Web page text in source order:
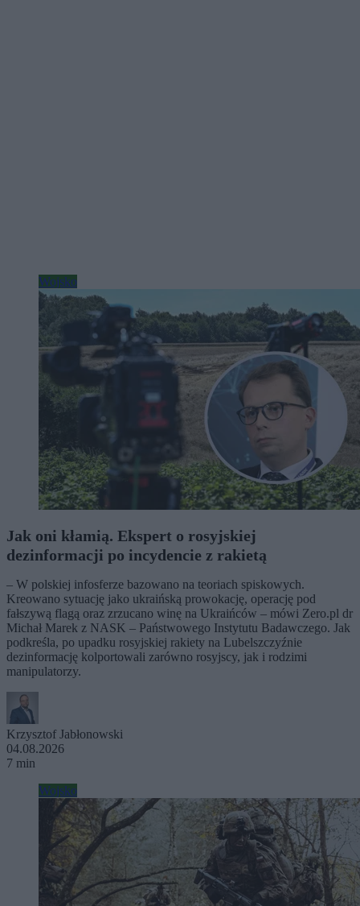
Wojsko
Jak oni kłamią. Ekspert o rosyjskiej
dezinformacji po incydencie z rakietą
– W polskiej infosferze bazowano na teoriach spiskowych.
Kreowano sytuację jako ukraińską prowokację, operację pod
fałszywą flagą oraz zrzucano winę na Ukraińców – mówi Zero.pl dr
Michał Marek z NASK – Państwowego Instytutu Badawczego. Jak
podkreśla, po upadku rosyjskiej rakiety na Lubelszczyźnie
dezinformację kolportowali zarówno rosyjscy, jak i rodzimi
manipulatorzy.
Krzysztof Jabłonowski
04.08.2026
7 min
Wojsko